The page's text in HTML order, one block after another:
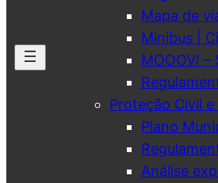
Mapa de
Minibus |
MOOOVI
Proteção Civil
Plano
Análise